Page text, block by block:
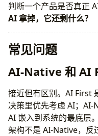
判断一个产品是否真正
AI 拿掉，它还剩什么？
常见问题
AI-Native 和 AI
接近但有区别。AI First
决策里优先考虑 AI；
AI 嵌入到系统的最底层
架构不是 AI-Native，反